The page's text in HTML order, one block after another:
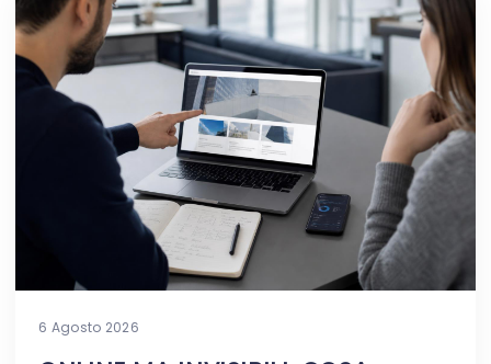
6 Agosto 2026